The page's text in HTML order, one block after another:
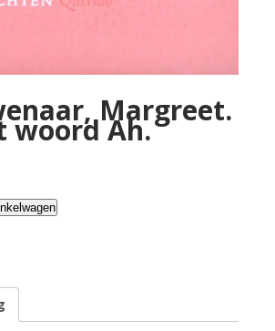
Margreet.
woord Ah.